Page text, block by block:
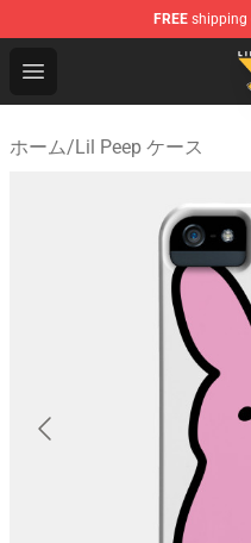
FREE shipping
Open menu
Lil Peep Store -
ホーム/Lil Peep ケース